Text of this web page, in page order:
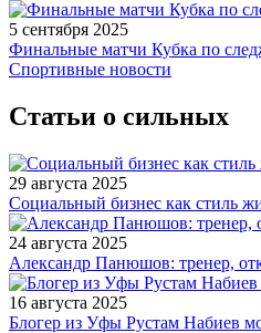
5 сентября 2025
Финальные матчи Кубка по
Спортивные новости
Статьи о сильных
29 августа 2025
Социальный бизнес как стиль
24 августа 2025
Александр Панюшов: тренер,
16 августа 2025
Блогер из Уфы Рустам Набиев